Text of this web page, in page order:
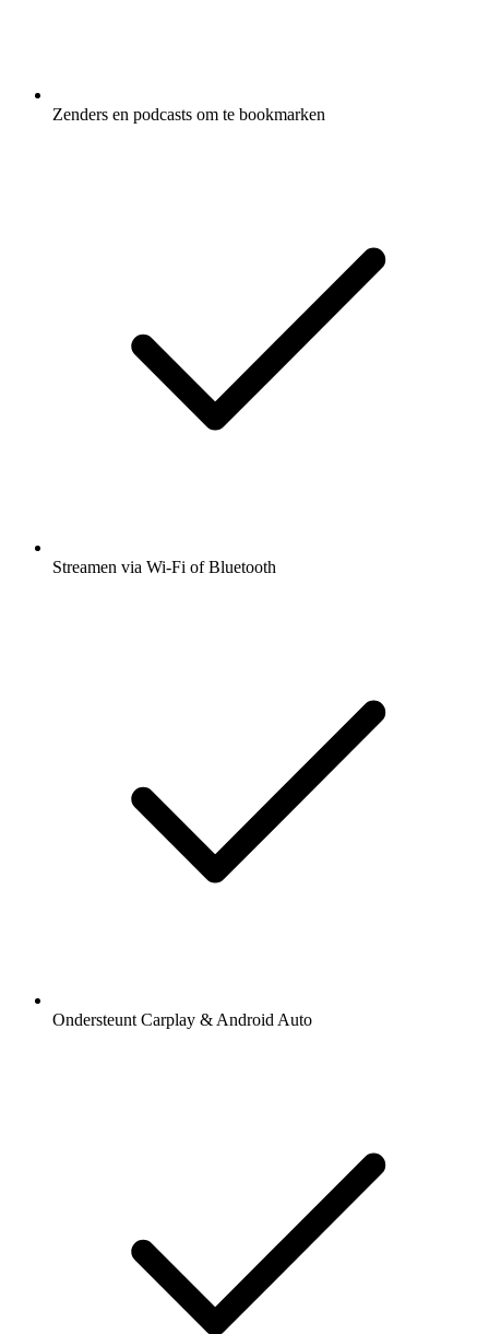
Zenders en podcasts om te bookmarken
Streamen via Wi-Fi of Bluetooth
Ondersteunt Carplay & Android Auto